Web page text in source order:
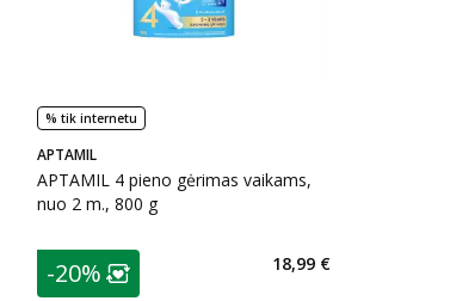
:
% tik internetu
APTAMIL
APTAMIL 4 pieno gėrimas vaikams,
nuo 2 m., 800 g
patarimas
Lojalumo klubo narių nuolaida
-20% 18,99 €